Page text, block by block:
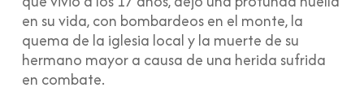
en su vida, con bombardeos en el monte, la
quema de la iglesia local y la muerte de su
hermano mayor a causa de una herida sufrida
en combate.